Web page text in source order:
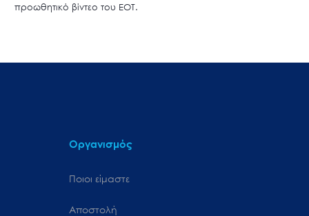
προωθητικό βίντεο του ΕΟΤ.
Οργανισμός
Ποιοι είμαστε
Αποστολή